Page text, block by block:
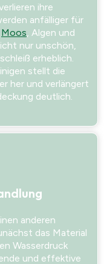
ihre
anfälliger für
Moos , Algen und
nur unschön,
erheblich.
stellt die
her und verlängert
deutlich.
anderen
das Material
Wasserdruck
und effektive